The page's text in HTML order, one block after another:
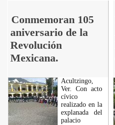
Conmemoran 105
aniversario de la
Revolución
Mexicana.
Acultzingo,
Ver. Con acto
cívico
realizado en la
explanada del
palacio